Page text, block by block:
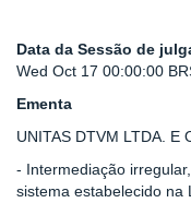
Data da Sessão de
Wed Oct 17 00:00:00
Ementa
UNITAS DTVM LTDA. E
- Intermediação
sistema estabelecido na